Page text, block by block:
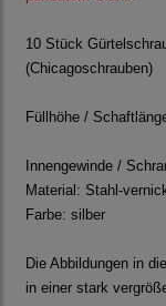
10 Stück
(Chicagoschrauben)
Füllhöhe /
Innengewinde /
Material: Stahl-
Farbe: silber
Die Abbildungen in
in einer stark